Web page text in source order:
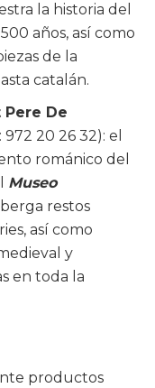
la historia del
años, así como
de la
catalán.
De
20 26 32): el
románico del
Museo
restos
así como
y
en toda la
productos